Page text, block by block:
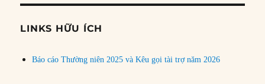
đề
LINKS HỮU ÍCH
Báo cáo Thường niên 2025 và Kêu gọi tài trợ năm 2026